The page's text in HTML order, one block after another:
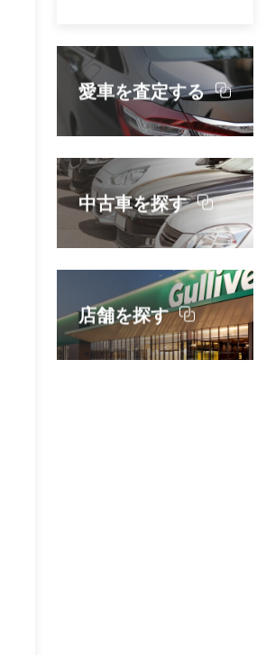
愛車を査定する
中古車を探す
店舗を探す